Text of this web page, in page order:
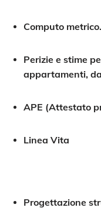
Computo metrico.
Perizie e stime
appartamenti,
APE (Attestato
Linea Vita
Progettazione